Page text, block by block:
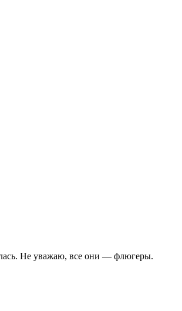
Не уважаю, все они — флюгеры.